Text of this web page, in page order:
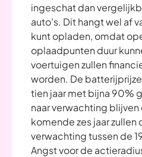
ingeschat dan
auto's. Dit hangt wel af
kunt opladen, omdat
oplaadpunten duur
voertuigen zullen
worden. De
tien jaar met bijna 90%
naar verwachting blijven
komende zes jaar zullen
verwachting tussen de
Angst voor de